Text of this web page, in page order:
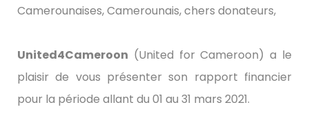
Camerounaises, Camerounais, chers donateurs,
United4Cameroon (United for Cameroon) a le
plaisir de vous présenter son rapport financier
pour la période allant du 01 au 31 mars 2021.